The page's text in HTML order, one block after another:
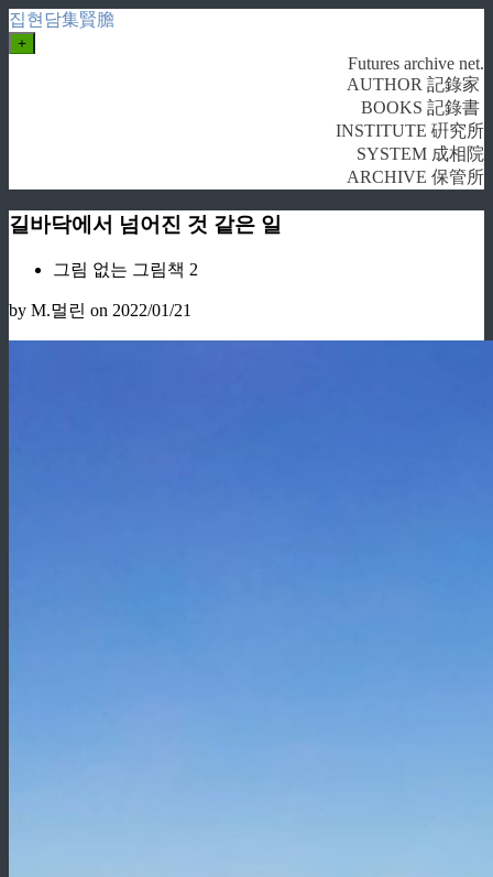
집현담集賢膽
+
Futures archive net.
AUTHOR 記錄家
BOOKS 記錄書
INSTITUTE 硏究所
SYSTEM 成相院
ARCHIVE 保管所
길바닥에서 넘어진 것 같은 일
그림 없는 그림책 2
by M.멀린 on 2022/01/21